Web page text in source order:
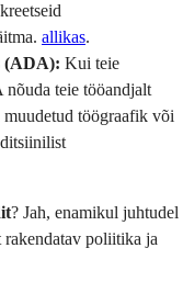
allikas.
(ADA): Kui teie
nõuda teie tööandjalt
töögraafik või
? Jah, enamikul juhtudel
rakendatav poliitika ja